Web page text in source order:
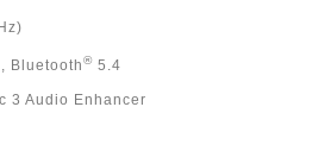
Bluetooth® 5.4
3 Audio Enhancer